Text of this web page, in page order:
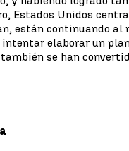
Estados Unidos
están continuando al
elaborar un
se han